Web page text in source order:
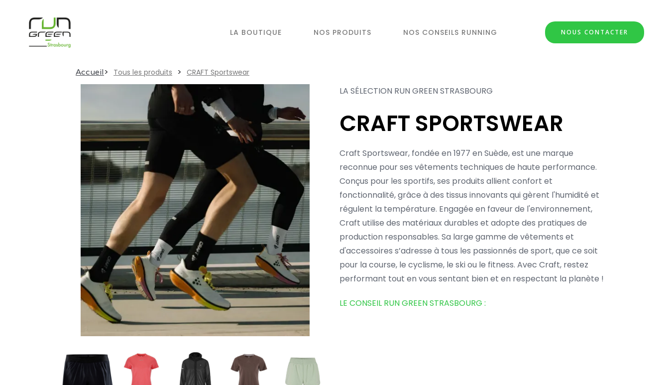
LA BOUTIQUE NOS PRODUITS NOS CONSEILS RUNNING NOUS CONTACTER
Accueil> Tous les produits > CRAFT Sportswear
LA SÉLECTION RUN GREEN STRASBOURG
CRAFT SPORTSWEAR
Craft Sportswear, fondée en 1977 en Suède, est une marque
reconnue pour ses vêtements techniques de haute performance.
Conçus pour les sportifs, ses produits allient confort et
fonctionnalité, grâce à des tissus innovants qui gèrent l'humidité et
régulent la température. Engagée en faveur de l'environnement,
Craft utilise des matériaux durables et adopte des pratiques de
production responsables. Sa large gamme de vêtements et
d'accessoires s’adresse à tous les passionnés de sport, que ce soit
pour la course, le cyclisme, le ski ou le fitness. Avec Craft, restez
performant tout en vous sentant bien et en respectant la planète !
LE CONSEIL RUN GREEN STRASBOURG :